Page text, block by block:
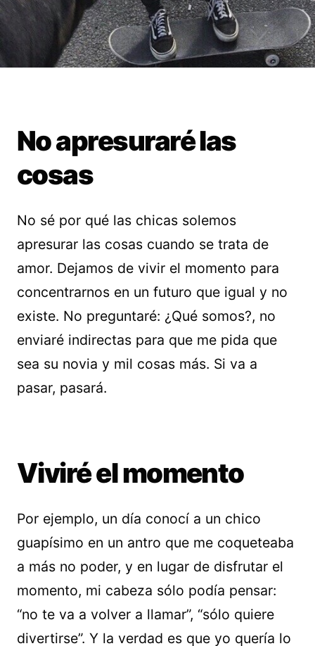
No apresuraré las
cosas
No sé por qué las chicas solemos
apresurar las cosas cuando se trata de
amor. Dejamos de vivir el momento para
concentrarnos en un futuro que igual y no
existe. No preguntaré: ¿Qué somos?, no
enviaré indirectas para que me pida que
sea su novia y mil cosas más. Si va a
pasar, pasará.
Viviré el momento
Por ejemplo, un día conocí a un chico
guapísimo en un antro que me coqueteaba
a más no poder, y en lugar de disfrutar el
momento, mi cabeza sólo podía pensar:
“no te va a volver a llamar”, “sólo quiere
divertirse”. Y la verdad es que yo quería lo